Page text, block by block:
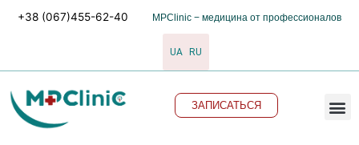
+38 (067)455-62-40 MPClinic − медицина от профессионалов
UA RU
ЗАПИСАТЬСЯ
навигация